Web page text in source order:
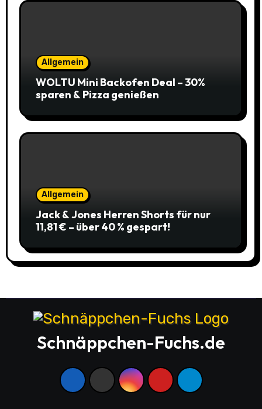
Allgemein
WOLTU Mini Backofen Deal – 30%
sparen & Pizza genießen
Allgemein
Jack & Jones Herren Shorts für nur
11,81 € – über 40 % gespart!
Schnäppchen-Fuchs.de